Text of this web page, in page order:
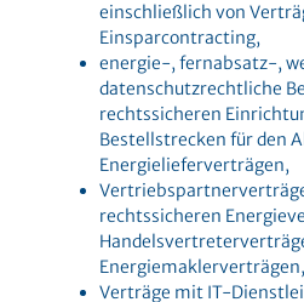
einschließlich von
Einsparcontracting,
energie-, fernabsatz-,
datenschutzrechtliche
rechtssicheren
Bestellstrecken für den
Energielieferverträgen,
rechtssicheren
Energiemaklerverträgen,
Verträge mit IT-